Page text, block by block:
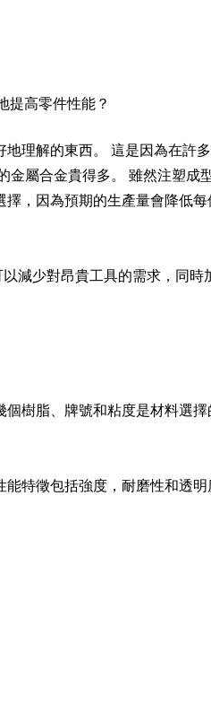
提高零件性能？
理解的東西。 這是因為在許
屬合金貴得多。 雖然注塑
，因為預期的生產量會降低
減少對昂貴工具的需求，同
樹脂、牌號和粘度是材料選
特徵包括強度，耐磨性和透